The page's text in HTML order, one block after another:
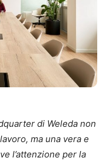
di Weleda non
ma una vera e
l’attenzione per la